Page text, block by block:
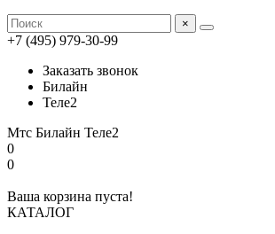
×
+7 (495) 979-30-99
Заказать звонок
Билайн
Теле2
Мтс Билайн Теле2
0
0
Ваша корзина пуста!
КАТАЛОГ